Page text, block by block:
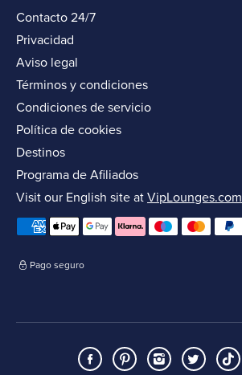
Contacto 24/7
Privacidad
Aviso legal
Términos y condiciones
Condiciones de servicio
Política de cookies
Destinos
Programa de Afiliados
Visit our English site at VipLounges.com
Pago seguro